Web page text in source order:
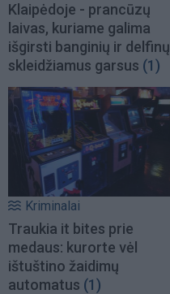
Klaipėdoje - prancūzų
laivas, kuriame galima
išgirsti banginių ir delfinų
skleidžiamus garsus (1)
Kriminalai
Traukia it bites prie
medaus: kurorte vėl
ištuštino žaidimų
automatus (1)